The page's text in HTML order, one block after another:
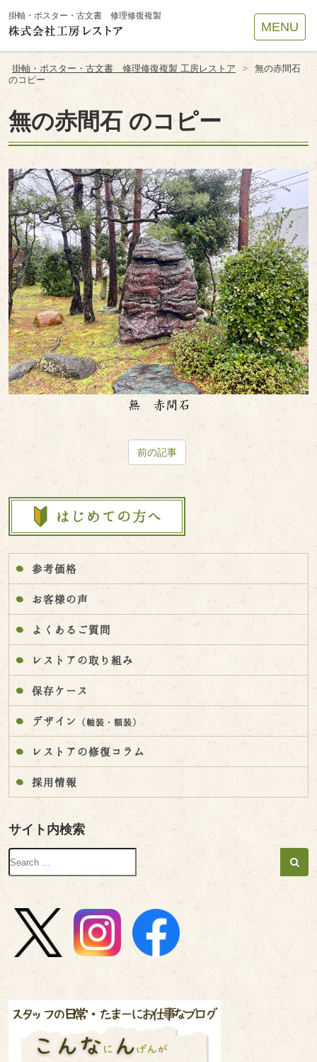
掛軸・ポスター・古文書 修理修復複製
MENU
掛軸・ポスター・古文書 修理修復複製 工房レストア >
無の赤間石
のコピー
無の赤間石 のコピー
前の記事
参考価格
お客様の声
よくあるご質問
レストアの取り組み
保存ケース
デザイン （軸装・額装）
レストアの修復コラム
採用情報
サイト内検索
Site
Footer